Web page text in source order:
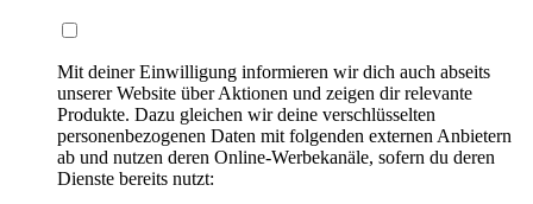
Mit deiner Einwilligung informieren wir dich auch abseits
unserer Website über Aktionen und zeigen dir relevante
Produkte. Dazu gleichen wir deine verschlüsselten
personenbezogenen Daten mit folgenden externen Anbietern
ab und nutzen deren Online-Werbekanäle, sofern du deren
Dienste bereits nutzt: